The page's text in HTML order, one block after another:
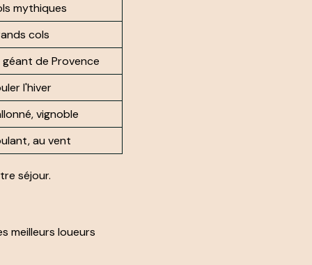
mythiques
cols
géant de Provence
l'hiver
vignoble
au vent
séjour.
meilleurs loueurs